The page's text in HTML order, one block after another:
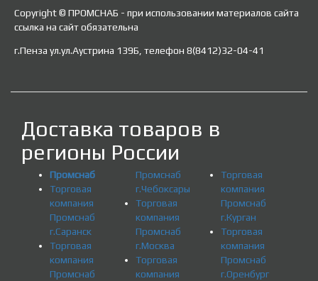
Copyright © ПРОМСНАБ - при использовании материалов сайта
ссылка на сайт обязательна
г.Пенза ул.ул.Аустрина 139Б, телефон 8(8412)32-04-41
Доставка товаров в
регионы России
Промснаб
Торговая
компания
Промснаб
г.Саранск
Торговая
компания
Промснаб
Промснаб
г.Чебоксары
Торговая
компания
Промснаб
г.Москва
Торговая
компания
Торговая
компания
Промснаб
г.Курган
Торговая
компания
Промснаб
г.Оренбург